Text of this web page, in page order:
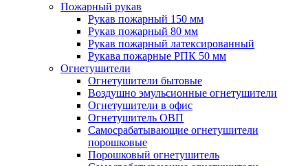
Пожарный рукав
Рукав пожарный 150 мм
Рукав пожарный 80 мм
Рукав пожарный латексированный
Рукава пожарные РПК 50 мм
Огнетушители
Огнетушители бытовые
Воздушно эмульсионные огнетушители
Огнетушители в офис
Огнетушитель ОВП
Самосрабатывающие огнетушители
порошковые
Порошковый огнетушитель